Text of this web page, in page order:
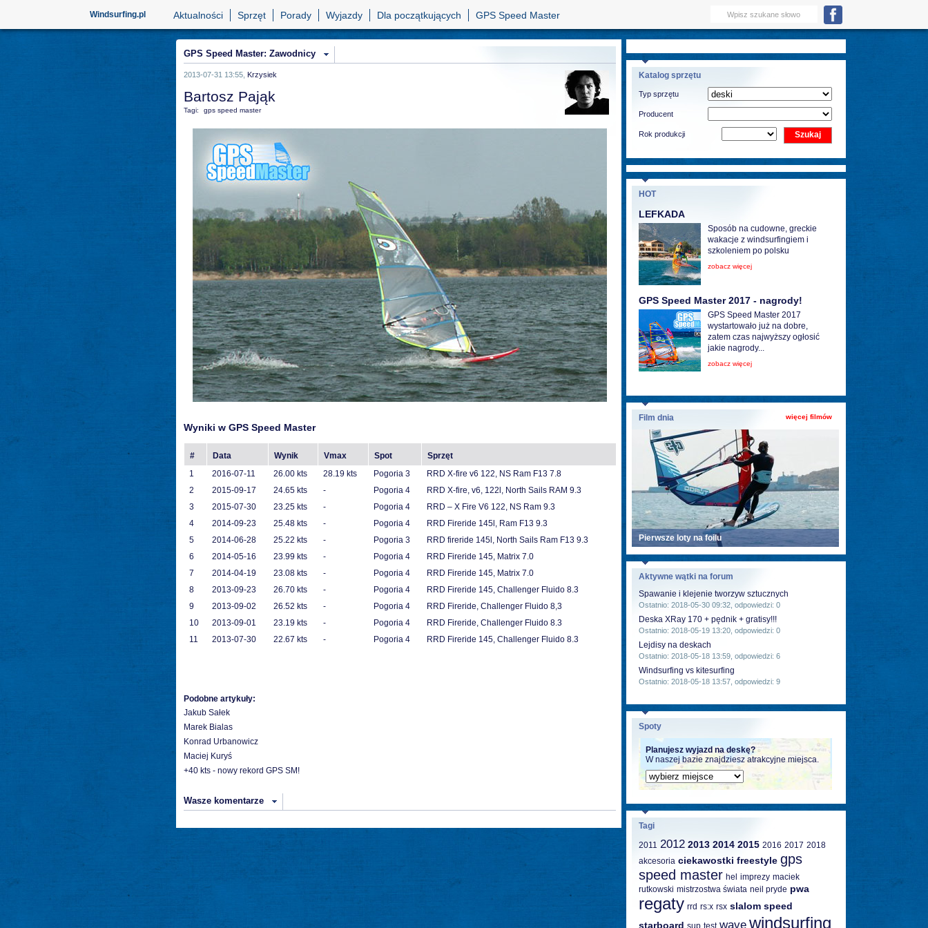
Windsurfing.pl Aktualności Sprzęt Porady Wyjazdy Dla początkujących GPS Speed Master
GPS Speed Master: Zawodnicy
2013-07-31 13:55, Krzysiek
Bartosz Pająk
Tagi: gps speed master
Wyniki w GPS Speed Master
# Data Wynik Vmax Spot
Sprzęt
1
2016-07-11 26.00 kts 28.19 kts Pogoria 3
RRD X-fire v6 122, NS Ram F13 7.8
2
2015-09-17 24.65 kts - Pogoria 4
RRD X-fire, v6, 122l, North Sails RAM 9.3
3
2015-07-30 23.25 kts - Pogoria 4
RRD – X Fire V6 122, NS Ram 9.3
4
2014-09-23 25.48 kts - Pogoria 4
RRD Fireride 145l, Ram F13 9.3
5
2014-06-28 25.22 kts - Pogoria 3
RRD fireride 145l, North Sails Ram F13 9.3
6
2014-05-16 23.99 kts - Pogoria 4
RRD Fireride 145, Matrix 7.0
7
2014-04-19 23.08 kts - Pogoria 4
RRD Fireride 145, Matrix 7.0
8
2013-09-23 26.70 kts - Pogoria 4
RRD Fireride 145, Challenger Fluido 8.3
9
2013-09-02 26.52 kts - Pogoria 4
RRD Fireride, Challenger Fluido 8,3
10
2013-09-01 23.19 kts - Pogoria 4
RRD Fireride, Challenger Fluido 8.3
11
2013-07-30 22.67 kts - Pogoria 4 RRD Fireride 145, Challenger Fluido 8.3
Podobne artykuły:
Jakub Sałek
Marek Bialas
Konrad Urbanowicz
Maciej Kuryś
+40 kts - nowy rekord GPS SM!
Wasze komentarze
Katalog sprzętu
Typ sprzętu
Producent
Rok produkcji
HOT
LEFKADA
Sposób na cudowne, greckie
wakacje z windsurfingiem i
szkoleniem po polsku
zobacz więcej
GPS Speed Master 2017 - nagrody!
GPS Speed Master 2017
wystartowało już na dobre,
zatem czas najwyższy ogłosić
jakie nagrody...
zobacz więcej
więcej filmów
Film dnia
Pierwsze loty na foilu
Aktywne wątki na forum
Spawanie i klejenie tworzyw sztucznych
Ostatnio: 2018-05-30 09:32, odpowiedzi: 0
Deska XRay 170 + pędnik + gratisy!!!
Ostatnio: 2018-05-19 13:20, odpowiedzi: 0
Lejdisy na deskach
Ostatnio: 2018-05-18 13:59, odpowiedzi: 6
Windsurfing vs kitesurfing
Ostatnio: 2018-05-18 13:57, odpowiedzi: 9
Spoty
Planujesz wyjazd na deskę?
W naszej bazie znajdziesz atrakcyjne miejsca.
Tagi
2011 2012 2013 2014 2015 2016 2017 2018
akcesoria ciekawostki freestyle gps
speed master hel imprezy maciek
rutkowski mistrzostwa świata neil pryde pwa
regaty rrd rs:x rsx slalom speed
starboard sup test wave windsurfing